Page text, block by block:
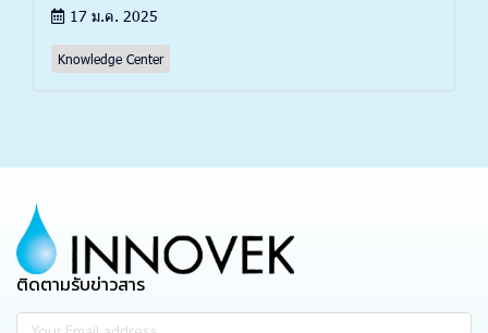
17 ม.ค. 2025
Knowledge Center
ติดตามรับข่าวสาร